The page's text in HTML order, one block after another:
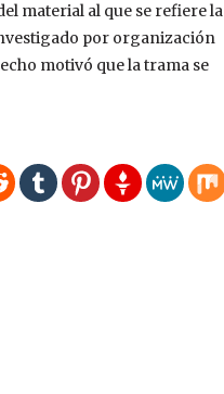
material al que se refiere la
por organización
motivó que la trama se